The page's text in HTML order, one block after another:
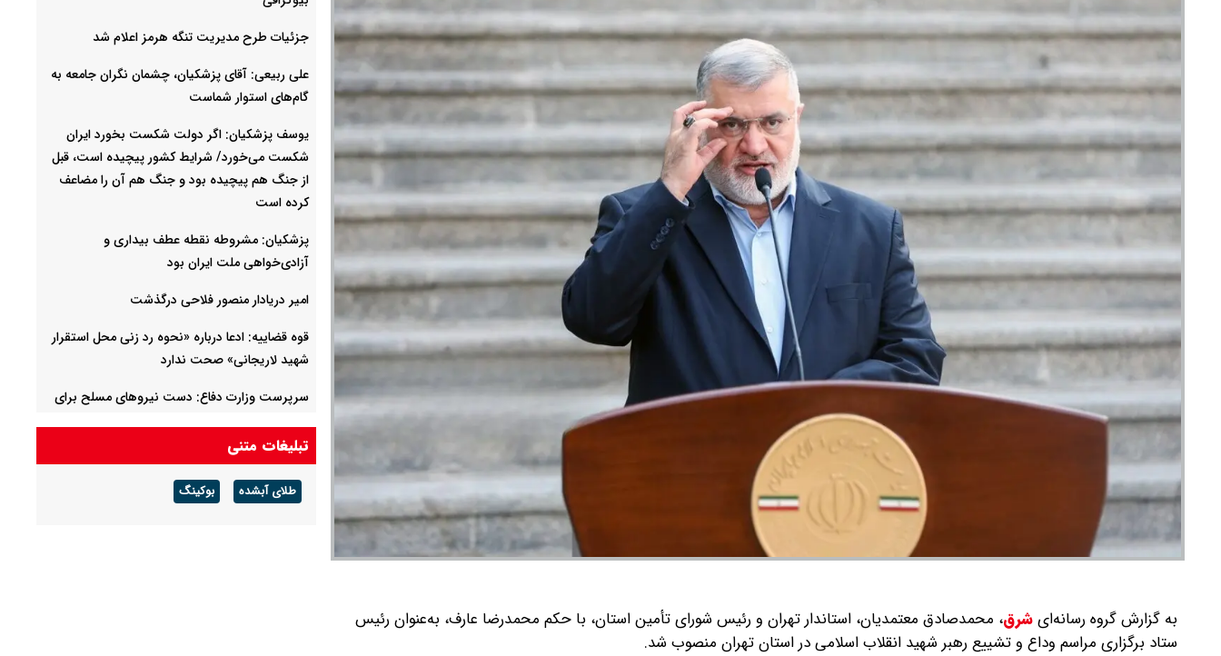
به گزارش گروه رسانه‌ایشرق، محمدصادق معتمدیان، استاندار تهران و رئیس شورای تأمین استان، با حکم محمدرضا عارف، به‌عنوان رئیس
ستاد برگزاری مراسم وداع و تشییع رهبر شهید انقلاب اسلامی در استان تهران منصوب شد.
جزئیات طرح مدیریت تنگه هرمز اعلام شد
علی ربیعی: آقای پزشکیان، چشمان نگران جامعه به
گام‌های استوار شماست
یوسف پزشکیان: اگر دولت شکست بخورد ایران
شکست می‌خورد/ شرایط کشور پیچیده است، قبل
از جنگ هم پیچیده بود و جنگ هم آن را مضاعف‌
کرده است
پزشکیان: مشروطه نقطه عطف بیداری و
آزادی‌خواهی ملت ایران بود
امیر دریادار منصور فلاحی درگذشت
قوه قضاییه: ادعا درباره «نحوه رد زنی محل استقرار
شهید لاریجانی» صحت ندارد
سرپرست وزارت دفاع: دست نیروهای مسلح برای
۱۶۷۳ میلیارد تومان از اموال شرکت‌های تراستی به
شکل تهاتر دریافت و اموال منقول و غیر منقول آن‌ها
توقیف شد
تبلیغات متنی
طلای آبشده بوکینگ